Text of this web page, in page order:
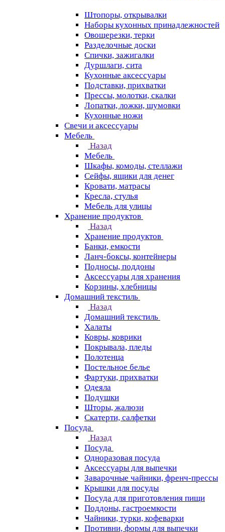
Штопоры, открывалки
Наборы кухонных принадлежностей
Овощерезки, терки
Разделочные доски
Спички, зажигалки
Дуршлаги, сита
Кухонные аксессуары
Подставки, прихватки
Прессы, молотки, скалки
Лопатки, ложки, шумовки
Кухонные ножи
Свечи и аксессуары
Мебель
Назад
Мебель
Шкафы, комоды, стеллажи
Сейфы, ящики для денег
Кровати, матрасы
Кресла, стулья
Мебель для улицы
Хранение продуктов
Назад
Хранение продуктов
Банки, емкости
Ланч-боксы, контейнеры
Подносы, поддоны
Аксессуары для хранения
Корзины, хлебницы
Домашний текстиль
Назад
Домашний текстиль
Халаты
Ковры, коврики
Покрывала, пледы
Полотенца
Постельное белье
Фартуки, прихватки
Одеяла
Подушки
Шторы, жалюзи
Скатерти, салфетки
Посуда
Назад
Посуда
Одноразовая посуда
Аксессуары для выпечки
Заварочные чайники, френч-прессы
Крышки для посуды
Посуда для приготовления пищи
Поддоны, гастроемкости
Чайники, турки, кофеварки
Противни, формы для выпечки